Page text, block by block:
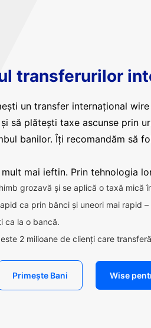
transferurilor
un transfer internațional
să plătești taxe ascunse prin
banilor. Îți recomandăm să
mai ieftin. Prin tehnologia
grozavă și se aplică o taxă mică
ca prin bănci și uneori mai rapid
ca la o bancă.
2 milioane de clienți care
Primește Bani Wise